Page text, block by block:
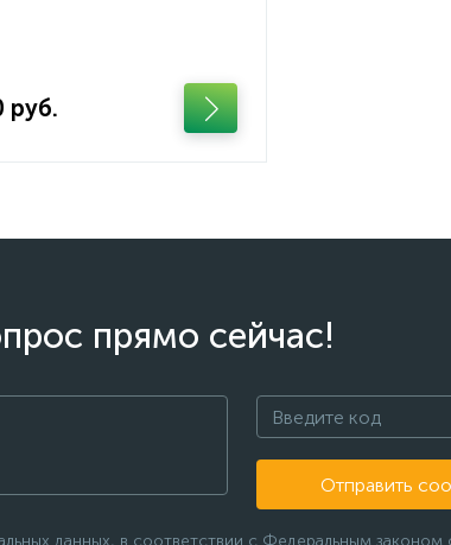
руб.
прямо сейчас!
Отправить
данных, в соответствии с Федеральным законом